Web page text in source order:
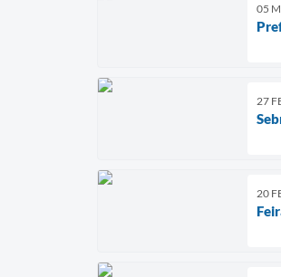
05
27
20